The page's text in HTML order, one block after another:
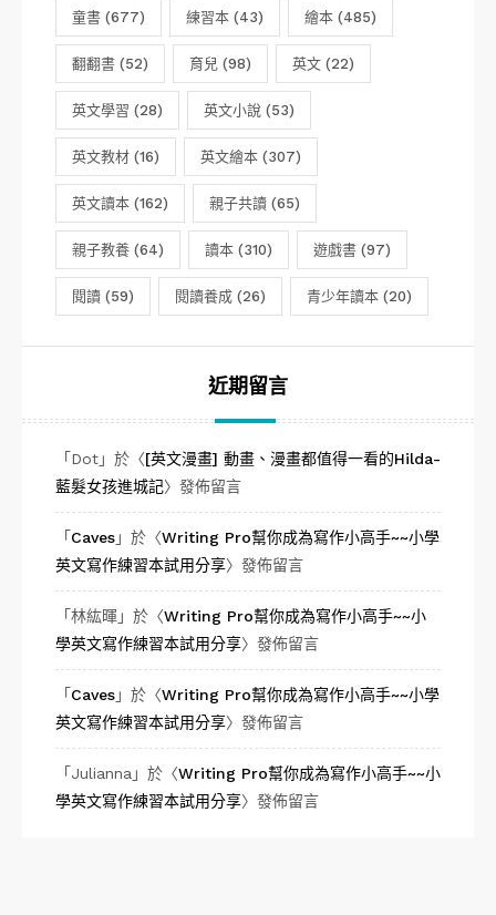
童書 (677) 練習本 (43) 繪本 (485)
翻翻書 (52) 育兒 (98) 英文 (22)
英文學習 (28) 英文小說 (53)
英文教材 (16) 英文繪本 (307)
英文讀本 (162) 親子共讀 (65)
親子教養 (64) 讀本 (310) 遊戲書 (97)
閱讀 (59) 閱讀養成 (26) 青少年讀本 (20)
近期留言
「 Dot」於〈[英文漫畫] 動畫、漫畫都值得一看的Hilda-
藍髮女孩進城記〉發佈留言
「 Caves」於〈Writing Pro幫你成為寫作小高手~~小學
英文寫作練習本試用分享〉發佈留言
「林紘暉 」於〈Writing Pro幫你成為寫作小高手~~小
學英文寫作練習本試用分享〉發佈留言
「 Caves」於〈Writing Pro幫你成為寫作小高手~~小學
英文寫作練習本試用分享〉發佈留言
「 Julianna 」於〈Writing Pro幫你成為寫作小高手~~小
學英文寫作練習本試用分享〉發佈留言